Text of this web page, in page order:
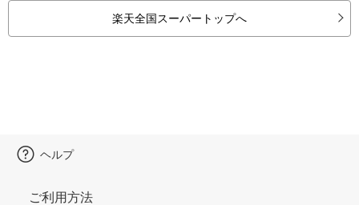
楽天全国スーパートップへ
ヘルプ
ご利用方法